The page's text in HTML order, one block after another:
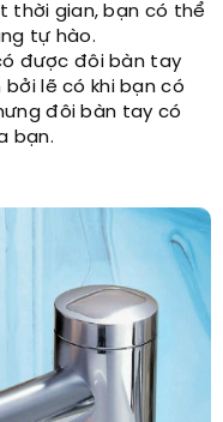
thời gian, bạn có thể
tự hào.
được đôi bàn tay
lẽ có khi bạn có
đôi bàn tay có
bạn.